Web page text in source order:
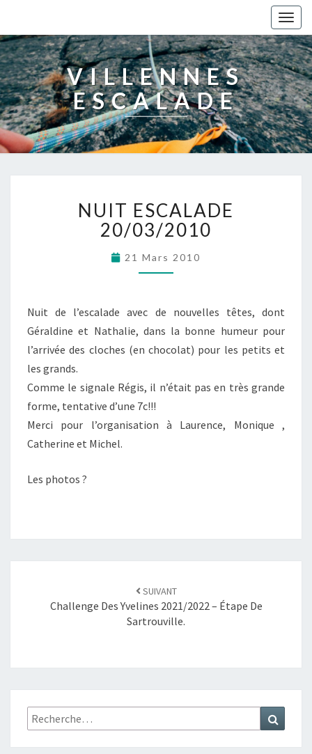
VILLENNES
ESCALADE
NUIT ESCALADE
20/03/2010
21 Mars 2010
Nuit de l’escalade avec de nouvelles têtes, dont
Géraldine et Nathalie, dans la bonne humeur pour
l’arrivée des cloches (en chocolat) pour les petits et
les grands.
Comme le signale Régis, il n’était pas en très grande
forme, tentative d’une 7c!!!
Merci pour l’organisation à Laurence, Monique ,
Catherine et Michel.
Les photos ?
SUIVANT
Challenge Des Yvelines 2021/2022 – Étape De
Sartrouville.